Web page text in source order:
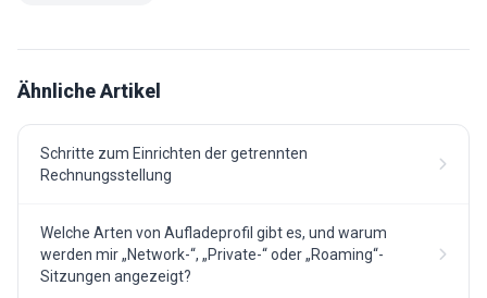
Ähnliche Artikel
Schritte zum Einrichten der getrennten
Rechnungsstellung
Welche Arten von Aufladeprofil gibt es, und warum
werden mir „Network-“, „Private-“ oder „Roaming“-
Sitzungen angezeigt?